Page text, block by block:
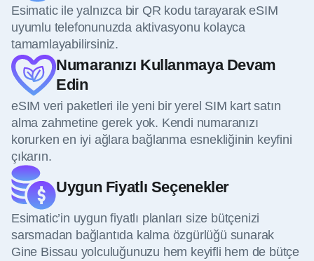
Esimatic ile yalnızca bir QR kodu tarayarak eSIM
uyumlu telefonunuzda aktivasyonu kolayca
tamamlayabilirsiniz.
Numaranızı Kullanmaya Devam
Edin
eSIM veri paketleri ile yeni bir yerel SIM kart satın
alma zahmetine gerek yok. Kendi numaranızı
korurken en iyi ağlara bağlanma esnekliğinin keyfini
çıkarın.
Uygun Fiyatlı Seçenekler
Esimatic’in uygun fiyatlı planları size bütçenizi
sarsmadan bağlantıda kalma özgürlüğü sunarak
Gine Bissau yolculuğunuzu hem keyifli hem de bütçe